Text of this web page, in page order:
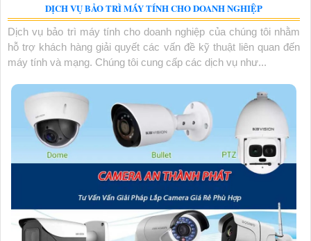
DỊCH VỤ BẢO TRÌ MÁY TÍNH CHO DOANH NGHIỆP
Dịch vụ bảo trì máy tính cho doanh nghiệp của chúng tôi nhằm
hỗ trợ khách hàng giải quyết các vấn đề kỹ thuật liên quan đến
máy tính và mạng. Chúng tôi cung cấp các dịch vụ như...